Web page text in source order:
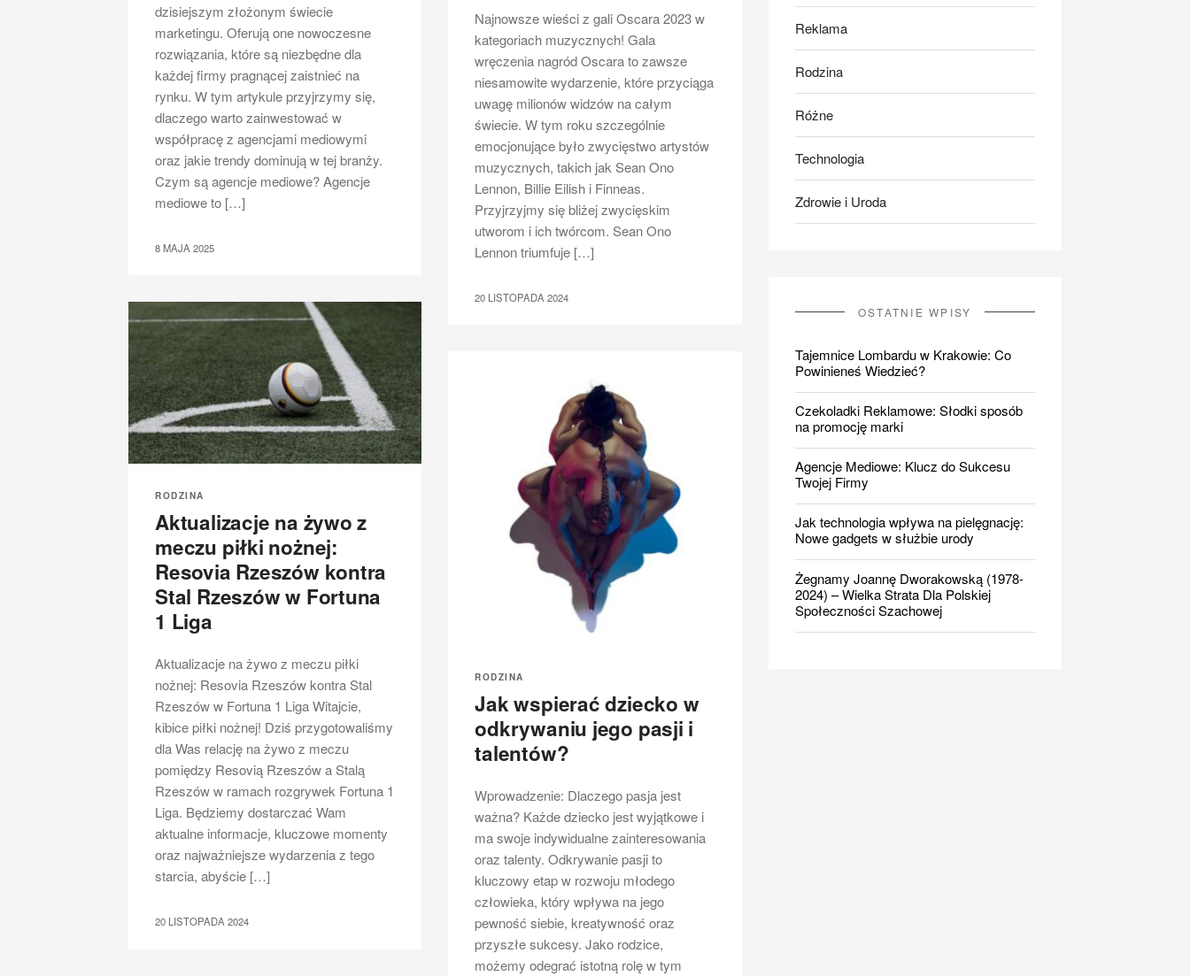
dzisiejszym złożonym świecie
marketingu. Oferują one nowoczesne
rozwiązania, które są niezbędne dla
każdej firmy pragnącej zaistnieć na
rynku. W tym artykule przyjrzymy się,
dlaczego warto zainwestować w
współpracę z agencjami mediowymi
oraz jakie trendy dominują w tej branży.
Czym są agencje mediowe? Agencje
mediowe to […]
8 MAJA 2025
Najnowsze wieści z gali Oscara 2023 w
kategoriach muzycznych! Gala
wręczenia nagród Oscara to zawsze
niesamowite wydarzenie, które przyciąga
uwagę milionów widzów na całym
świecie. W tym roku szczególnie
emocjonujące było zwycięstwo artystów
muzycznych, takich jak Sean Ono
Lennon, Billie Eilish i Finneas.
Przyjrzyjmy się bliżej zwycięskim
utworom i ich twórcom. Sean Ono
Lennon triumfuje […]
20 LISTOPADA 2024
RODZINA
Aktualizacje na żywo z
meczu piłki nożnej:
Resovia Rzeszów kontra
Stal Rzeszów w Fortuna
1 Liga
Aktualizacje na żywo z meczu piłki
nożnej: Resovia Rzeszów kontra Stal
Rzeszów w Fortuna 1 Liga Witajcie,
kibice piłki nożnej! Dziś przygotowaliśmy
dla Was relację na żywo z meczu
pomiędzy Resovią Rzeszów a Stalą
Rzeszów w ramach rozgrywek Fortuna 1
Liga. Będziemy dostarczać Wam
aktualne informacje, kluczowe momenty
oraz najważniejsze wydarzenia z tego
starcia, abyście […]
20 LISTOPADA 2024
RODZINA
Jak wspierać dziecko w
odkrywaniu jego pasji i
talentów?
Wprowadzenie: Dlaczego pasja jest
ważna? Każde dziecko jest wyjątkowe i
ma swoje indywidualne zainteresowania
oraz talenty. Odkrywanie pasji to
kluczowy etap w rozwoju młodego
człowieka, który wpływa na jego
pewność siebie, kreatywność oraz
przyszłe sukcesy. Jako rodzice,
możemy odegrać istotną rolę w tym
Reklama
Rodzina
Różne
Technologia
Zdrowie i Uroda
OSTATNIE WPISY
Tajemnice Lombardu w Krakowie: Co
Powinieneś Wiedzieć?
Czekoladki Reklamowe: Słodki sposób
na promocję marki
Agencje Mediowe: Klucz do Sukcesu
Twojej Firmy
Jak technologia wpływa na pielęgnację:
Nowe gadgets w służbie urody
Żegnamy Joannę Dworakowską (1978-
2024) – Wielka Strata Dla Polskiej
Społeczności Szachowej